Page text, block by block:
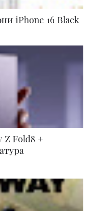
iPhone 16 Black
Z Fold8 +